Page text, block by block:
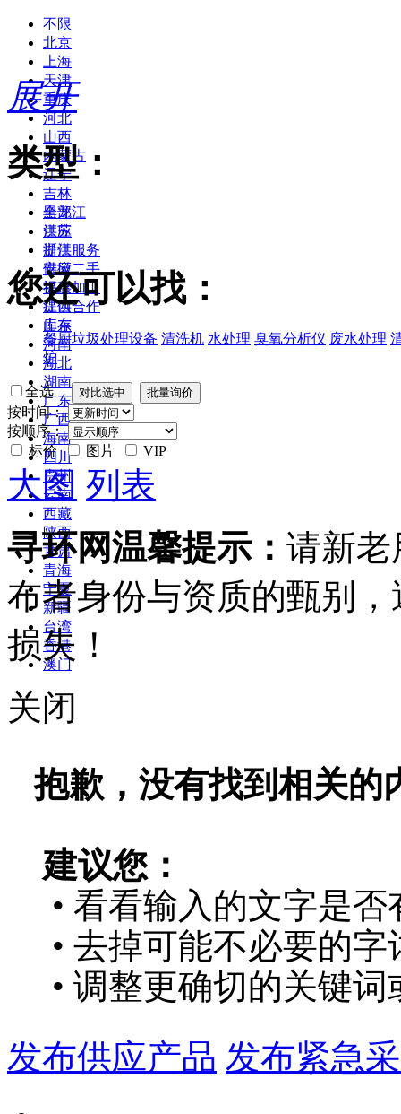
不限
北京
上海
天津
重庆
河北
山西
内蒙古
辽宁
吉林
黑龙江
江苏
浙江
安徽
福建
江西
山东
河南
湖北
湖南
广东
广西
海南
四川
贵州
云南
西藏
陕西
甘肃
青海
宁夏
新疆
台湾
香港
澳门
展开
类型：
全部
供应
提供服务
供应二手
提供加工
提供合作
库存
您还可以找：
餐厨垃圾处理设备 清洗机 水处理 臭氧分析仪 废水处理
炉
全选
按时间：
按顺序：
标价
图片 VIP
大图 列表
寻环网温馨提示： 请新老
布者身份与资质的甄别
损失！
关闭
抱歉，没有找到相关的
建议您：
• 看看输入的文字是否
• 去掉可能不必要的字
• 调整更确切的关键
发布供应产品 发布紧急